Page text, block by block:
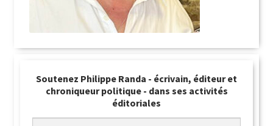
Soutenez Philippe Randa - écrivain, éditeur et
chroniqueur politique - dans ses activités
éditoriales